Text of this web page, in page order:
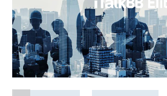
建筑装修